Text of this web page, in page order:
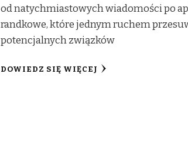
od natychmiastowych wiadomości po
randkowe, które jednym ruchem
potencjalnych związków
DOWIEDZ SIĘ WIĘCEJ